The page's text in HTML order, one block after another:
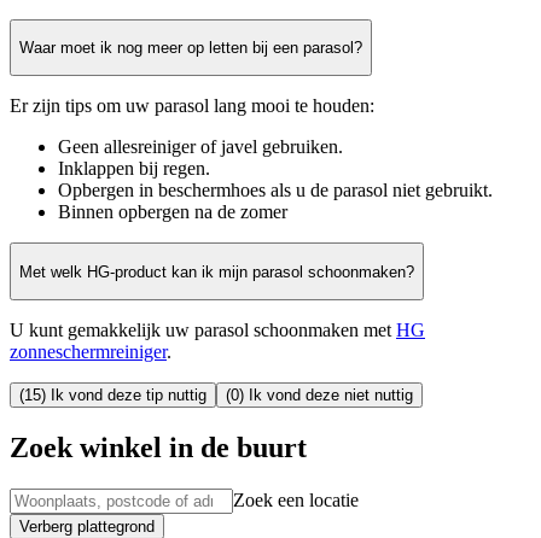
Waar moet ik nog meer op letten bij een parasol?
Er zijn tips om uw parasol lang mooi te houden:
Geen allesreiniger of javel gebruiken.
Inklappen bij regen.
Opbergen in beschermhoes als u de parasol niet gebruikt.
Binnen opbergen na de zomer
Met welk HG-product kan ik mijn parasol schoonmaken?
U kunt gemakkelijk uw parasol schoonmaken met HG
zonneschermreiniger.
(15) Ik vond deze tip nuttig (0) Ik vond deze niet nuttig
Zoek winkel in de buurt
Zoek een locatie
Verberg plattegrond